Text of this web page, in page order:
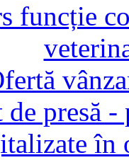
funcție
de presă
în